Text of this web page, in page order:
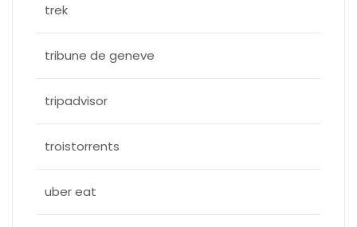
trek
tribune de geneve
tripadvisor
troistorrents
uber eat